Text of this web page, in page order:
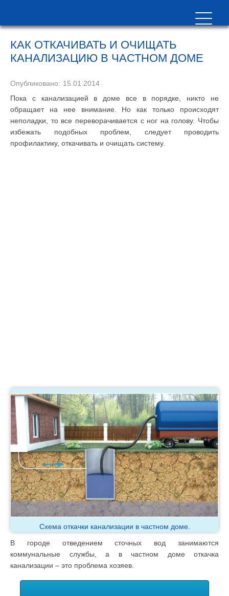
КАК ОТКАЧИВАТЬ И ОЧИЩАТЬ
КАНАЛИЗАЦИЮ В ЧАСТНОМ ДОМЕ
Опубликовано: 15.01.2014
Пока с канализацией в доме все в порядке, никто не
обращает на нее внимание. Но как только происходят
неполадки, то все переворачивается с ног на голову. Чтобы
избежать подобных проблем, следует проводить
профилактику, откачивать и очищать систему.
Схема откачки канализации в частном доме.
В городе отведением сточных вод занимаются
коммунальные службы, а в частном доме откачка
канализации – это проблема хозяев.